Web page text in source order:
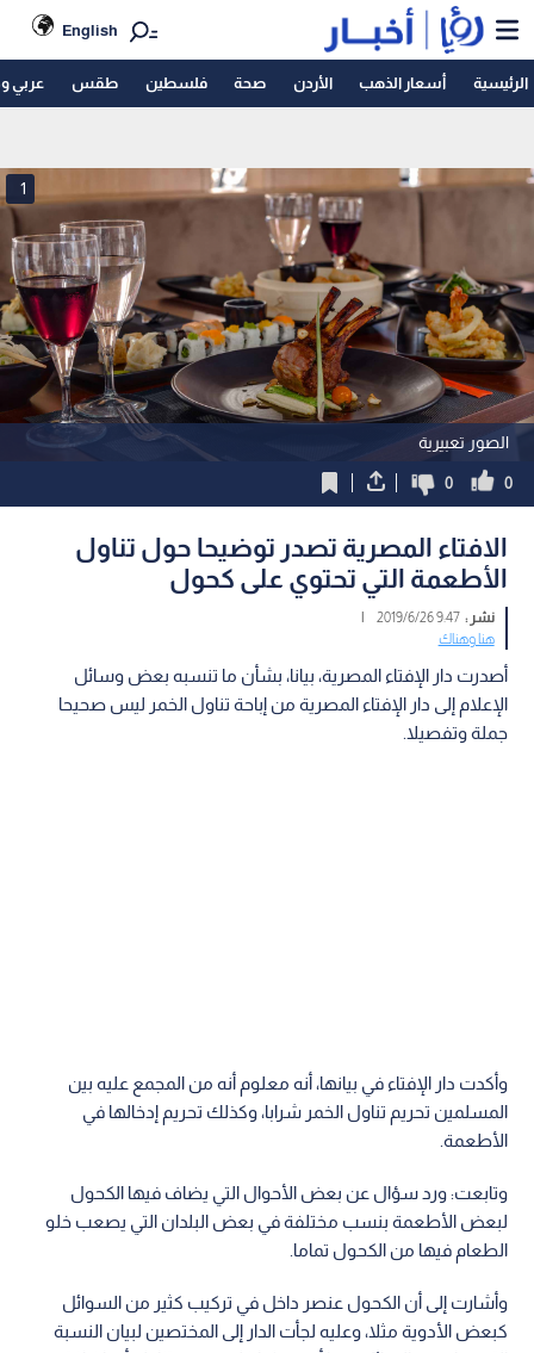
English
الرئيسية أسعار الذهب الأردن صحة فلسطين طقس عربي
الصور تعبيرية
1
0
0
الافتاء المصرية تصدر توضيحا حول تناول
الأطعمة التي تحتوي على كحول
نشر :9:47 2019/6/26
|
هنا وهناك
أصدرت دار الإفتاء المصرية، بيانا، بشأن ما تنسبه بعض وسائل
الإعلام إلى دار الإفتاء المصرية من إباحة تناول الخمر ليس صحيحا
جملة وتفصيلا.
وأكدت دار الإفتاء في بيانها، أنه معلوم أنه من المجمع عليه بين
المسلمين تحريم تناول الخمر شرابا، وكذلك تحريم إدخالها في
الأطعمة.
وتابعت: ورد سؤال عن بعض الأحوال التي يضاف فيها الكحول
لبعض الأطعمة بنسب مختلفة في بعض البلدان التي يصعب خلو
الطعام فيها من الكحول تماما.
وأشارت إلى أن الكحول عنصر داخل في تركيب كثير من السوائل
كبعض الأدوية مثلا، وعليه لجأت الدار إلى المختصين لبيان النسبة